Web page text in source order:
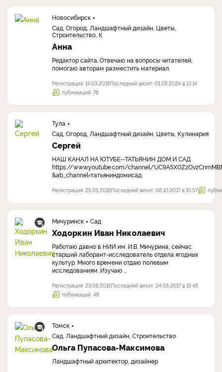
Новосибирск
Сад, Огород, Ландшафтный дизайн, Цветы,
Строительство, К
Анна
Редактор сайта. Отвечаю на вопросы читателей,
помогаю авторам разместить материал.
Регистрация: 14.03.2016Последний визит: 01.08.2024 в 13:14
публикаций: 76
Тула
Сад, Огород, Ландшафтный дизайн, Цветы, Кулинария
Сергей
НАШ КАНАЛ НА ЮТУБЕ--ТАТЬЯНИН ДОМ И САД
https://www.youtube.com/channel/
&ab_channel=татьяниндомисад
Регистрация: 25.05.2016Последний визит: 06.10.2017 в 10:57
Мичуринск Сад
Ходоркин Иван Николаевич
Работаю давно в НИИ им. И.В. Мичурина, сейчас
старший лаборант-исследователь отдела ягодных
культур. Много времени отдаю полевым
исследованиям. Изучаю ...
Регистрация: 23.08.2016Последний визит: 24.05.2017 в 15:46
публикаций: 48
Томск
Сад, Ландшафтный дизайн, Строительство
Ольга Пупасова-Максимова
Ландшафтный архитектор, дизайнер